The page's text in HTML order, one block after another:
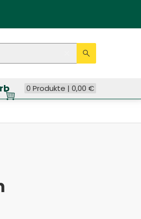
Suche
Eingabe
Suche
0 Produkte |0,00€